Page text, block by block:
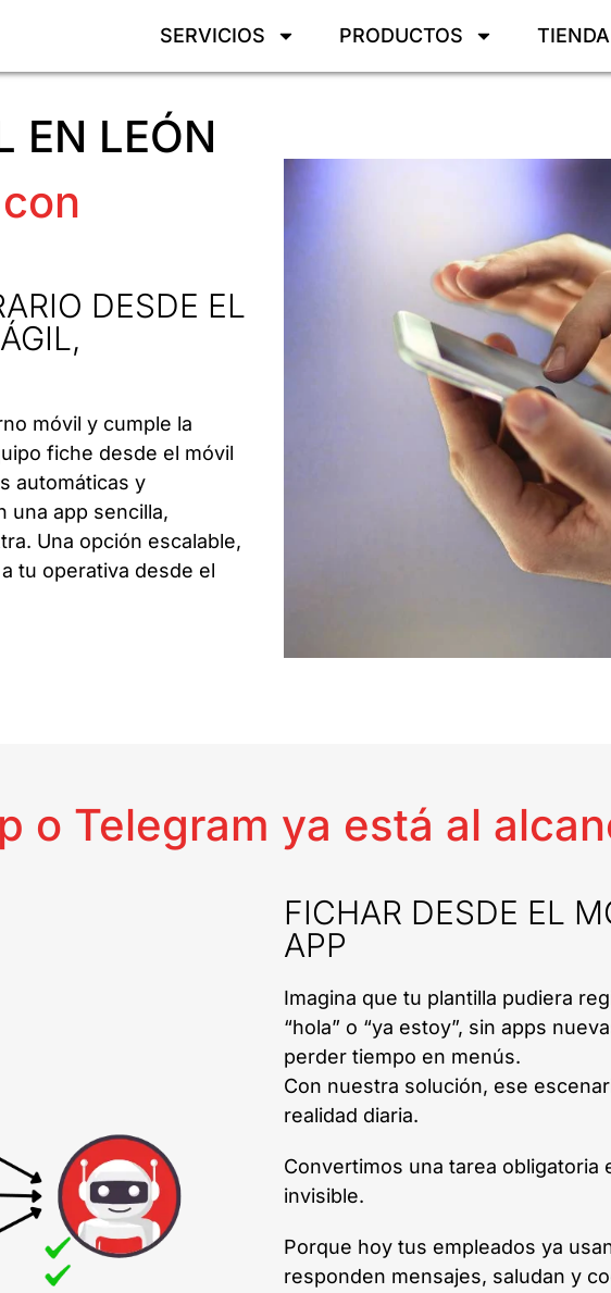
SERVICIOS PRODUCTOS TIENDA
EN LEÓN
DESDE EL
móvil y cumple la
fiche desde el móvil
automáticas y
una app sencilla,
Una opción escalable,
tu operativa desde el
o Telegram ya está al
FICHAR DESDE EL
APP
Imagina que tu plantilla pudiera
“hola” o “ya estoy”, sin apps
perder tiempo en menús.
Con nuestra solución, ese
realidad diaria.
Convertimos una tarea
invisible.
Porque hoy tus empleados ya
responden mensajes, saludan y